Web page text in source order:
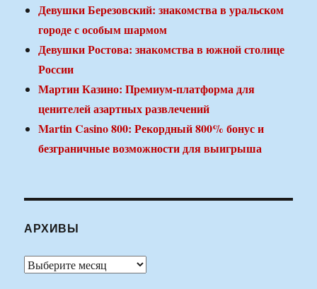
Девушки Березовский: знакомства в уральском
городе с особым шармом
Девушки Ростова: знакомства в южной столице
России
Мартин Казино: Премиум-платформа для
ценителей азартных развлечений
Martin Casino 800: Рекордный 800% бонус и
безграничные возможности для выигрыша
АРХИВЫ
Архивы